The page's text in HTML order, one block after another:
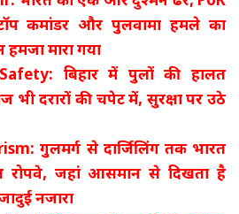
कमांडर और पुलवामा हमले का
हमजा मारा गया
बिहार में पुलों की हालत
भी दरारों की चपेट में, सुरक्षा पर उठे
गुलमर्ग से दार्जिलिंग तक भारत
जहां आसमान से दिखता है
नजारा